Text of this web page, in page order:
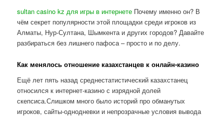
sultan casino kz для игры в интернете Почему именно он? В
чём секрет популярности этой площадки среди игроков из
Алматы, Нур-Султана, Шымкента и других городов? Давайте
разбираться без лишнего пафоса – просто и по делу.
Как менялось отношение казахстанцев к онлайн-казино
Ещё лет пять назад среднестатистический казахстанец
относился к интернет-казино с изрядной долей
скепсиса.Слишком много было историй про обманутых
игроков, сайты-однодневки и непрозрачные условия вывода